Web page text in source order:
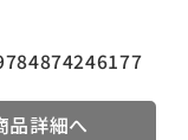
品詳細へ